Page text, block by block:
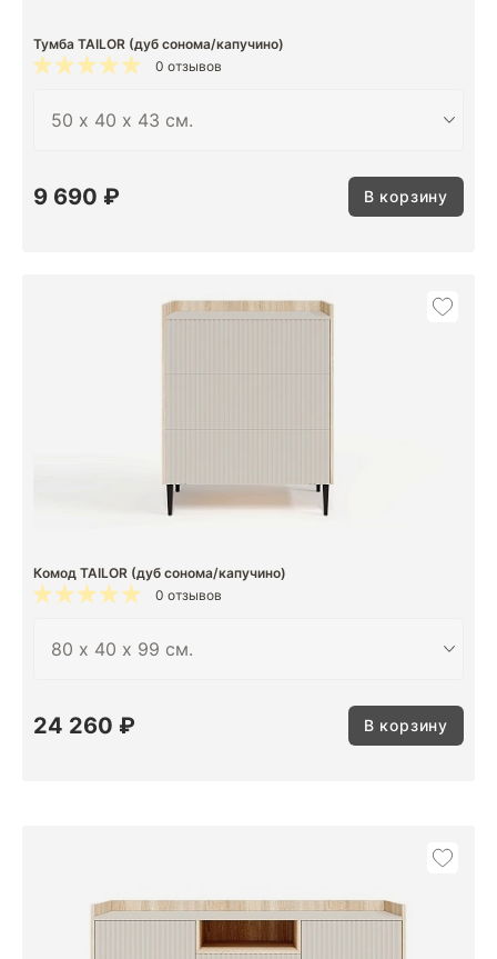
Тумба TAILOR (дуб сонома/капучино)
0 отзывов
9 690 ₽ В корзину
Комод TAILOR (дуб сонома/капучино)
0 отзывов
24 260 ₽ В корзину